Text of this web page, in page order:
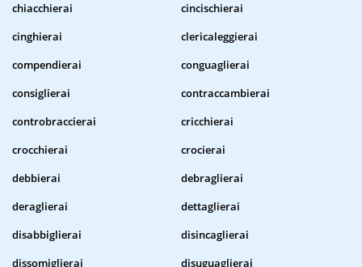
chiacchierai
cincischierai
cinghierai
clericaleggierai
compendierai
conguaglierai
consiglierai
contraccambierai
controbraccierai
cricchierai
crocchierai
crocierai
debbierai
debraglierai
deraglierai
dettaglierai
disabbiglierai
disincaglierai
dissomiglierai
disuguaglierai